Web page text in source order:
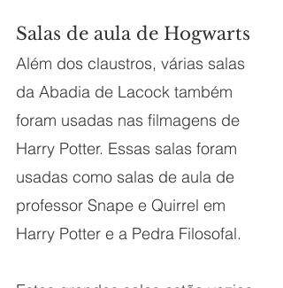
Salas de aula de Hogwarts
Além dos claustros, várias salas
da Abadia de Lacock também
foram usadas nas filmagens de
Harry Potter. Essas salas foram
usadas como salas de aula de
professor Snape e Quirrel em
Harry Potter e a Pedra Filosofal.